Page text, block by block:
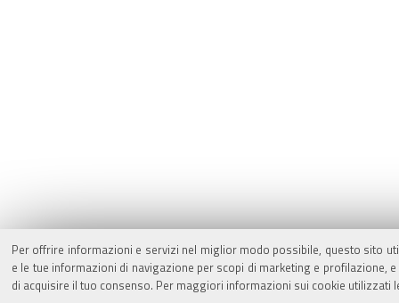
Per offrire informazioni e servizi nel miglior modo possibile, questo sito
e le tue informazioni di navigazione per scopi di marketing e
di acquisire il tuo consenso. Per maggiori informazioni sui cookie utilizzati